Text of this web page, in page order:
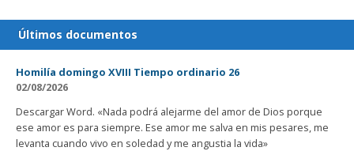
Últimos documentos
Homilía domingo XVIII Tiempo ordinario 26
02/08/2026
Descargar Word. «Nada podrá alejarme del amor de Dios porque
ese amor es para siempre. Ese amor me salva en mis pesares, me
levanta cuando vivo en soledad y me angustia la vida»